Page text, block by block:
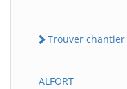
Trouver chantier
ALFORT